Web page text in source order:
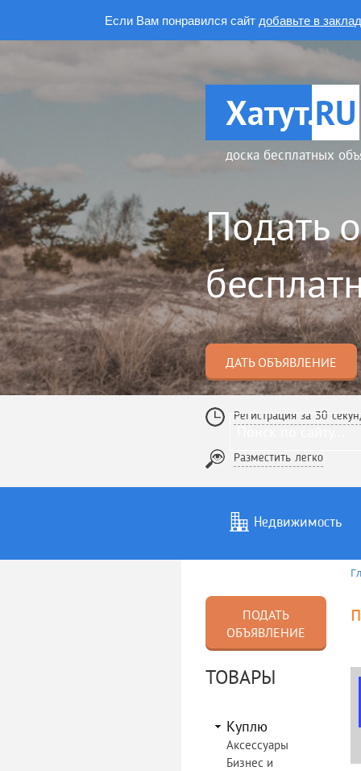
Если Вам понравился сайт добавьте в
Хатут.RU
доска бесплатных
Подать
ДАТЬ ОБЪЯВЛЕНИЕ
Регистрация за 30
Разместить легко
Недвижимость
Услуги
ПОДАТЬ
ОБЪЯВЛЕНИЕ
ТОВАРЫ
Куплю
Аксессуары
Бизнес и